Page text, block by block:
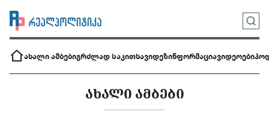
ახალი ამბებიგრძლად საკითხავიდეზინფორმაციავიდეოები
ᲐᲮᲐᲚᲘ ᲐᲛᲑᲔᲑᲘ